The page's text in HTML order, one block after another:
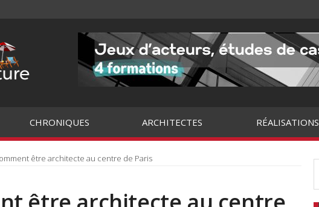
CHRONIQUES ARCHITECTES RÉALISATIONS
être architecte au centre de Paris